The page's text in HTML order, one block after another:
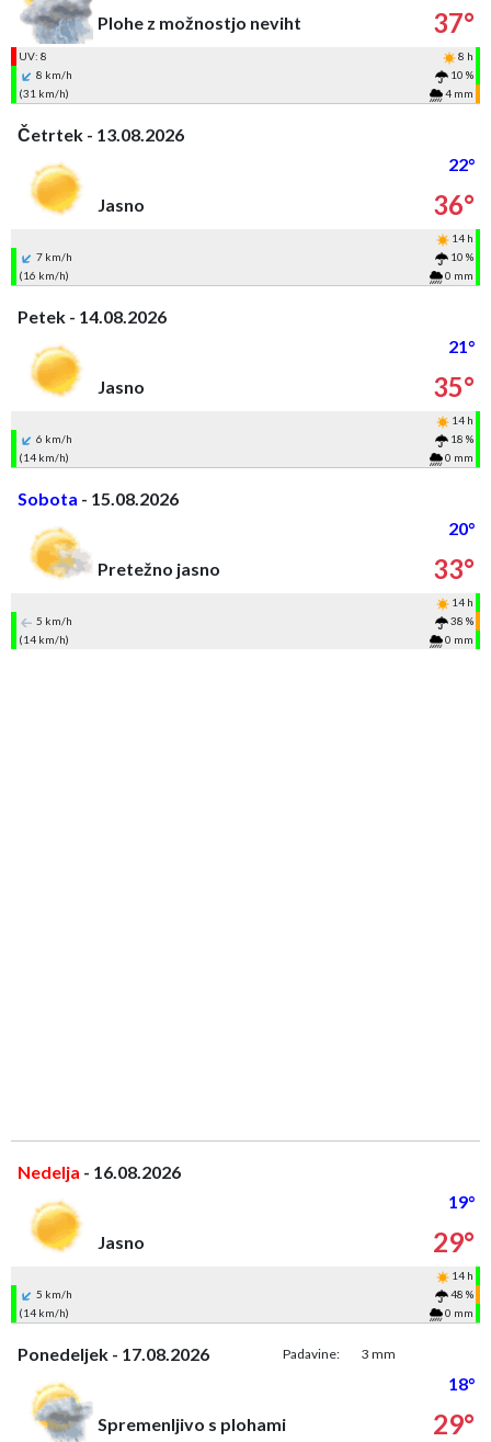
Plohe z možnostjo neviht 37°
UV: 8
8 h
8 km/h
10 %
(31 km/h)
4 mm
Četrtek - 13.08.2026
22°
Jasno
36°
14 h
7 km/h
10 %
(16 km/h)
0 mm
Petek - 14.08.2026
21°
Jasno
35°
14 h
6 km/h
18 %
(14 km/h)
0 mm
Sobota - 15.08.2026
20°
Pretežno jasno
33°
14 h
5 km/h
38 %
(14 km/h)
0 mm
Nedelja - 16.08.2026
19°
Jasno
29°
14 h
5 km/h
48 %
(14 km/h)
0 mm
Ponedeljek - 17.08.2026 Padavine: 3 mm
18°
Spremenljivo s plohami
29°